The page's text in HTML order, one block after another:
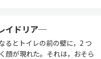
イドリア─
るとトイレの前の壁に，2 つ
顔が現れた。それは，おそら